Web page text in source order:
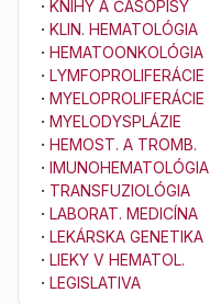
· KNIHY A ČASOPISY
· KLIN. HEMATOLÓGIA
· HEMATOONKOLÓGIA
· LYMFOPROLIFERÁCIE
· MYELOPROLIFERÁCIE
· MYELODYSPLÁZIE
· HEMOST. A TROMB.
· IMUNOHEMATOLÓGIA
· TRANSFUZIOLÓGIA
· LABORAT. MEDICÍNA
· LEKÁRSKA GENETIKA
· LIEKY V HEMATOL.
· LEGISLATIVA